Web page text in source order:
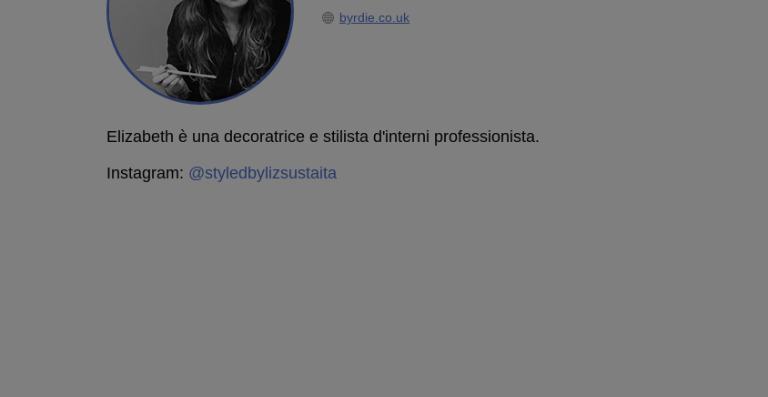
byrdie.co.uk
Elizabeth è una decoratrice e stilista d'interni professionista.
Instagram: @styledbylizsustaita